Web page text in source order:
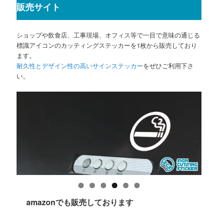
販売サイト
ショップや飲食店、工事現場、オフィス等で一目で意味の通じる
標識アイコンのカッティングステッカーを1枚から販売しており
ます。
耐久性とデザイン性の高いサインステッカーをぜひご利用下さ
い。
amazonでも販売しております